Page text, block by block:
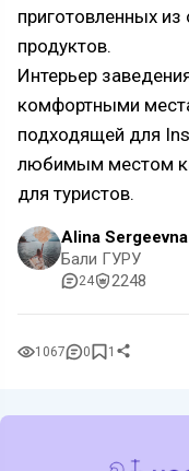
приготовленных
продуктов.
Интерьер
комфортными
подходящей для
любимым местом
для туристов.
Alina Sergeevna
Бали ГУРУ
24 2248
1067 0 1